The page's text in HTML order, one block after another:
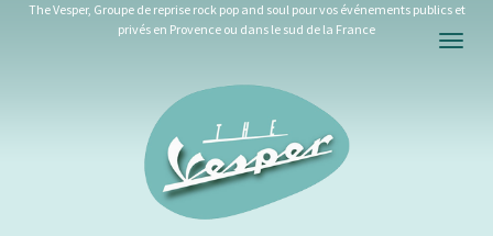
The Vesper, Groupe de reprise rock pop and soul pour vos événements publics et
privés en Provence ou dans le sud de la France